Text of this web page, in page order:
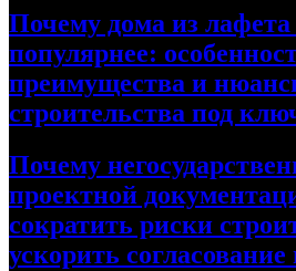
Почему дома из лафета
популярнее:
преимущества и
строительства под
Почему
проектной
сократить риски
ускорить согласование